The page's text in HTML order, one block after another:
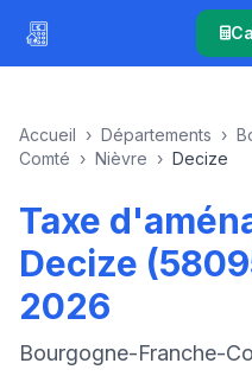
Accueil › Départements ›
Comté › Nièvre › Decize
Taxe
Decize
2026
Bourgogne-Franche-